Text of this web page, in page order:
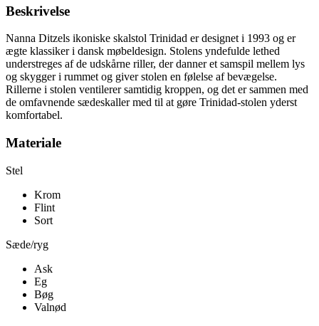
Beskrivelse
Nanna Ditzels ikoniske skalstol Trinidad er designet i 1993 og er
ægte klassiker i dansk møbeldesign. Stolens yndefulde lethed
understreges af de udskårne riller, der danner et samspil mellem lys
og skygger i rummet og giver stolen en følelse af bevægelse.
Rillerne i stolen ventilerer samtidig kroppen, og det er sammen med
de omfavnende sædeskaller med til at gøre Trinidad-stolen yderst
komfortabel.
Materiale
Stel
Krom
Flint
Sort
Sæde/ryg
Ask
Eg
Bøg
Valnød